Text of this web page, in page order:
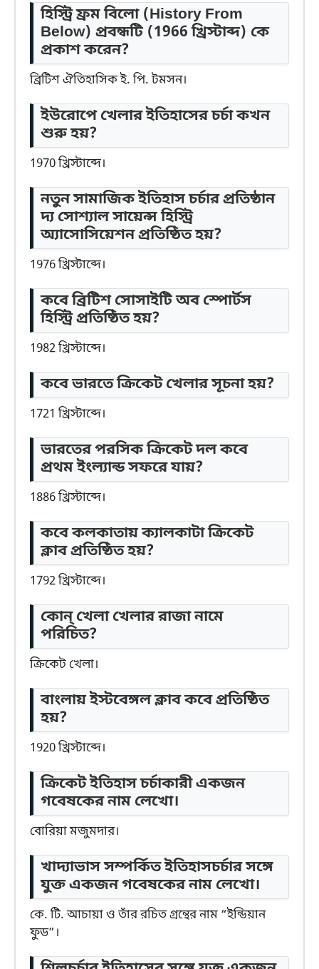
হিস্ট্রি ফ্রম বিলো (History From
Below) প্রবন্ধটি (1966 খ্রিস্টাব্দ) কে
প্রকাশ করেন?
ব্রিটিশ ঐতিহাসিক ই. পি. টমসন।
ইউরোপে খেলার ইতিহাসের চর্চা কখন
শুরু হয়?
1970 খ্রিস্টাব্দে।
নতুন সামাজিক ইতিহাস চর্চার প্রতিষ্ঠান
দ্য সোশ্যাল সায়েন্স হিস্ট্রি
অ্যাসোসিয়েশন প্রতিষ্ঠিত হয়?
1976 খ্রিস্টাব্দে।
কবে ব্রিটিশ সোসাইটি অব স্পোর্টস
হিস্ট্রি প্রতিষ্ঠিত হয়?
1982 খ্রিস্টাব্দে।
কবে ভারতে ক্রিকেট খেলার সূচনা হয়?
1721 খ্রিস্টাব্দে।
ভারতের পরসিক ক্রিকেট দল কবে
প্রথম ইংল্যান্ড সফরে যায়?
1886 খ্রিস্টাব্দে।
কবে কলকাতায় ক্যালকাটা ক্রিকেট
ক্লাব প্রতিষ্ঠিত হয়?
1792 খ্রিস্টাব্দে।
কোন্ খেলা খেলার রাজা নামে
পরিচিত?
ক্রিকেট খেলা।
বাংলায় ইস্টবেঙ্গল ক্লাব কবে প্রতিষ্ঠিত
হয়?
1920 খ্রিস্টাব্দে।
ক্রিকেট ইতিহাস চর্চাকারী একজন
গবেষকের নাম লেখো।
বোরিয়া মজুমদার।
খাদ্যাভাস সম্পর্কিত ইতিহাসচর্চার সঙ্গে
যুক্ত একজন গবেষকের নাম লেখো।
কে. টি. আচায়া ও তাঁর রচিত গ্রন্থের নাম “ইন্ডিয়ান
ফুড”।